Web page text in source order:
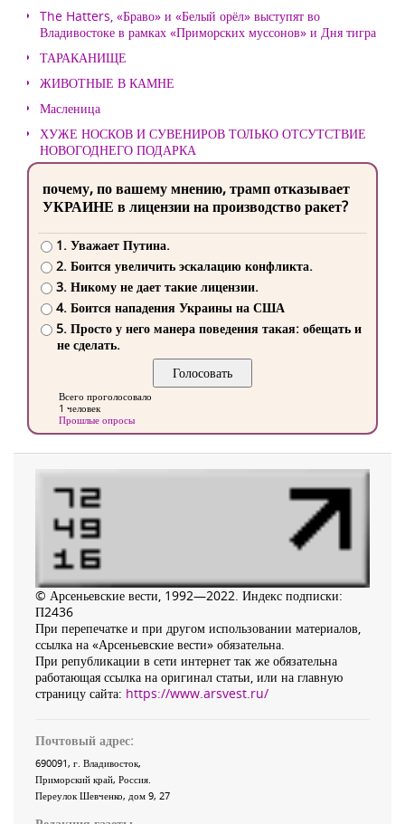
The Hatters, «Браво» и «Белый орёл» выступят во
Владивостоке в рамках «Приморских муссонов» и Дня тигра
ТАРАКАНИЩЕ
ЖИВОТНЫЕ В КАМНЕ
Масленица
ХУЖЕ НОСКОВ И СУВЕНИРОВ ТОЛЬКО ОТСУТСТВИЕ
НОВОГОДНЕГО ПОДАРКА
почему, по вашему мнению, трамп отказывает
УКРАИНЕ в лицензии на производство ракет?
1. Уважает Путина.
2. Боится увеличить эскалацию конфликта.
3. Никому не дает такие лицензии.
4. Боится нападения Украины на США
5. Просто у него манера поведения такая: обещать и
не сделать.
Всего проголосовало
1 человек
Прошлые опросы
© Арсеньевские вести, 1992—2022. Индекс подписки:
П2436
При перепечатке и при другом использовании материалов,
ссылка на «Арсеньевские вести» обязательна.
При републикации в сети интернет так же обязательна
работающая ссылка на оригинал статьи, или на главную
страницу сайта: https://www.arsvest.ru/
Почтовый адрес:
690091, г. Владивосток,
Приморский край, Россия
Переулок Шевченко, дом 9, 27